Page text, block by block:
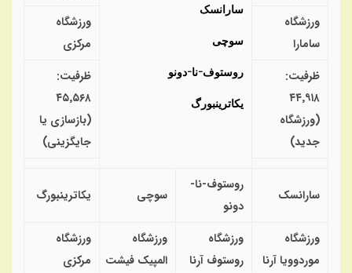
سارانسک
سوچی
روستوف-نا-دونو
یکاترینبورگ
ورزشگاه
سامارا
ورزشگاه
مرکزی
ظرفیت:
۴۴٬۹۱۸
(ورزشگاه
جدید)
ظرفیت:
۴۵٬۵۶۸
(بازسازی یا
جایگزینی)
سارانسک
روستوف-نا-
دونو
سوچی یکاترینبورگ
ورزشگاه
موردوویا آرنا
ورزشگاه
روستوف آرنا
ورزشگاه
المپیک فیشت
ورزشگاه
مرکزی